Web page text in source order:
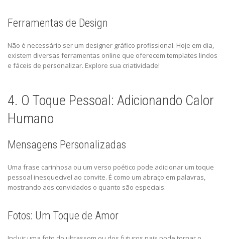
Ferramentas de Design
Não é necessário ser um designer gráfico profissional. Hoje em dia,
existem diversas ferramentas online que oferecem templates lindos
e fáceis de personalizar. Explore sua criatividade!
4. O Toque Pessoal: Adicionando Calor
Humano
Mensagens Personalizadas
Uma frase carinhosa ou um verso poético pode adicionar um toque
pessoal inesquecível ao convite. É como um abraço em palavras,
mostrando aos convidados o quanto são especiais.
Fotos: Um Toque de Amor